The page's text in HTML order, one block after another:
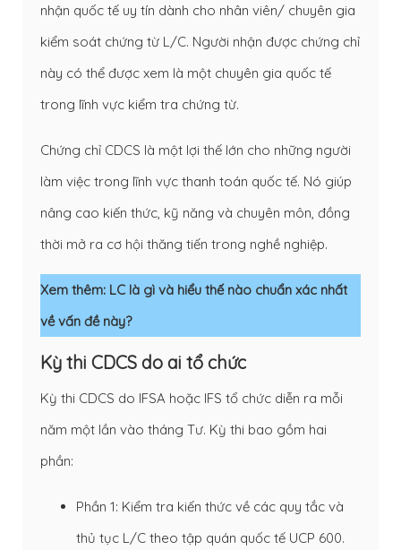
nhận quốc tế uy tín dành cho nhân viên/ chuyên gia
kiểm soát chứng từ L/C. Người nhận được chứng chỉ
này có thể được xem là một chuyên gia quốc tế
trong lĩnh vực kiểm tra chứng từ.
Chứng chỉ CDCS là một lợi thế lớn cho những người
làm việc trong lĩnh vực thanh toán quốc tế. Nó giúp
nâng cao kiến thức, kỹ năng và chuyên môn, đồng
thời mở ra cơ hội thăng tiến trong nghề nghiệp.
Xem thêm: LC là gì và hiểu thế nào chuẩn xác nhất
về vấn đề này?
Kỳ thi CDCS do ai tổ chức
Kỳ thi CDCS do IFSA hoặc IFS tổ chức diễn ra mỗi
năm một lần vào tháng Tư. Kỳ thi bao gồm hai
phần:
Phần 1: Kiểm tra kiến thức về các quy tắc và
thủ tục L/C theo tập quán quốc tế UCP 600.